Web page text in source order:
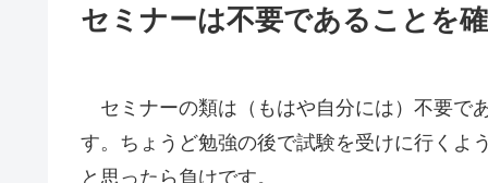
セミナーは不要であることを
セミナーの類は（もはや自分には）不要で
す。ちょうど勉強の後で試験を受けに行くよ
と思ったら負けです。